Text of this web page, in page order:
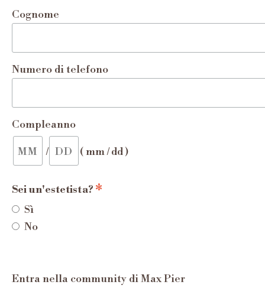
Cognome
Numero di telefono
Compleanno
/
( mm / dd )
Sei un'estetista? *
Sì
No
Entra nella community di Max Pier